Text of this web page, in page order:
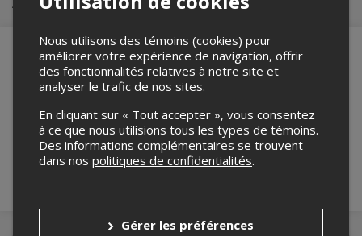
Merci de confirmer que vous n'êtes pas un
robot ci-bas.
Nous utilisons des témoins (cookies) pour
améliorer votre expérience de navigation, offrir
des fonctionnalités relatives à notre site et
analyser le trafic de nos sites.
En cliquant sur « Tout accepter », vous consentez
à ce que nous utilisions tous les types de témoins.
Des informations complémentaires se trouvent
dans nos politiques de confidentialités.
Gérer les préférences